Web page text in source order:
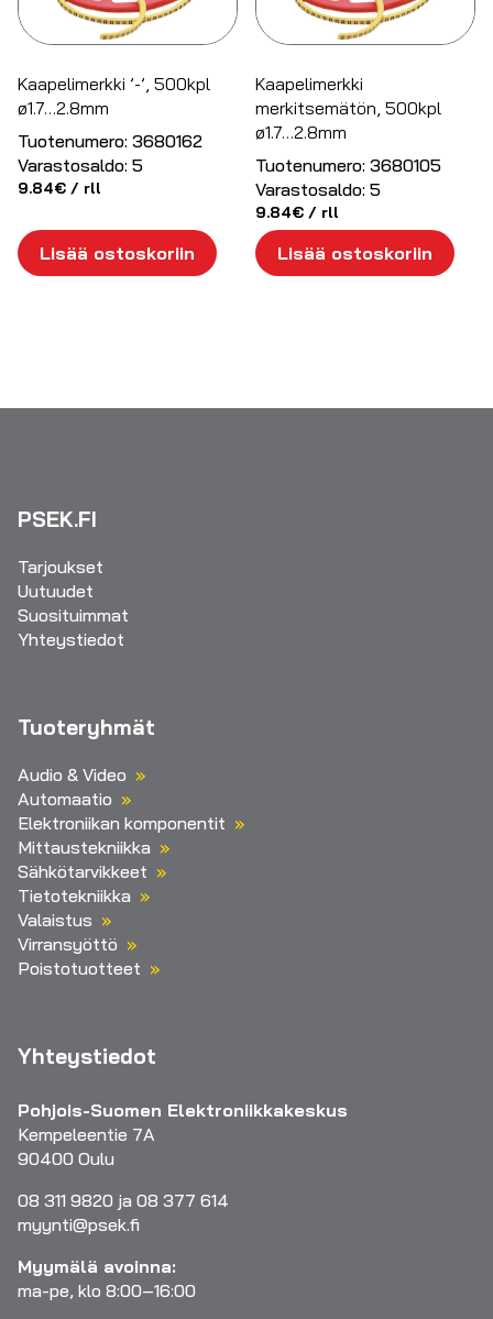
Kaapelimerkki ’-’, 500kpl
ø1.7…2.8mm
Tuotenumero: 3680162
Varastosaldo: 5
9.84€ / rll
Lisää ostoskoriin
Kaapelimerkki
merkitsemätön, 500kpl
ø1.7…2.8mm
Tuotenumero: 3680105
Varastosaldo: 5
9.84€ / rll
Lisää ostoskoriin
PSEK.FI
Tarjoukset
Uutuudet
Suosituimmat
Yhteystiedot
Tuoteryhmät
Audio & Video
Automaatio
Elektroniikan komponentit
Mittaustekniikka
Sähkötarvikkeet
Tietotekniikka
Valaistus
Virransyöttö
Poistotuotteet
Yhteystiedot
Pohjois-Suomen Elektroniikkakeskus
Kempeleentie 7A
90400 Oulu
08 311 9820 ja 08 377 614
myynti@psek.fi
Myymälä avoinna:
ma-pe, klo 8:00–16:00